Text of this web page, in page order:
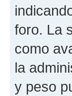
foro. La
como
la
y peso